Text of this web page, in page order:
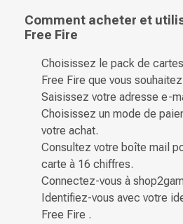
Comment acheter et
Free Fire
Choisissez le pack de
Free Fire que vous
Saisissez votre adresse e-
Choisissez un mode de
votre achat.
Consultez votre boîte mail
carte à 16 chiffres.
Connectez-vous à
Identifiez-vous avec votre
Free Fire .